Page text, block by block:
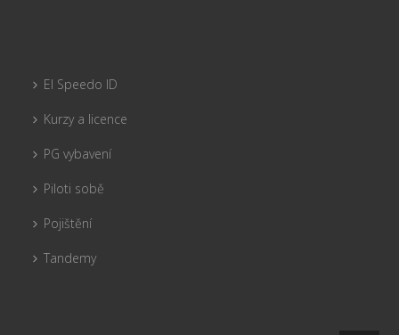
El Speedo ID
Kurzy a licence
PG vybavení
Piloti sobě
Pojištění
Tandemy